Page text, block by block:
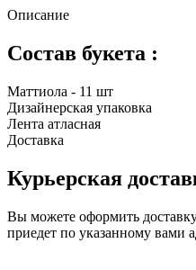
Описание
Состав букета :
Маттиола - 11 шт
Дизайнерская упаковка
Лента атласная
Доставка
Курьерская
Вы можете оформить
приедет по указанному вами